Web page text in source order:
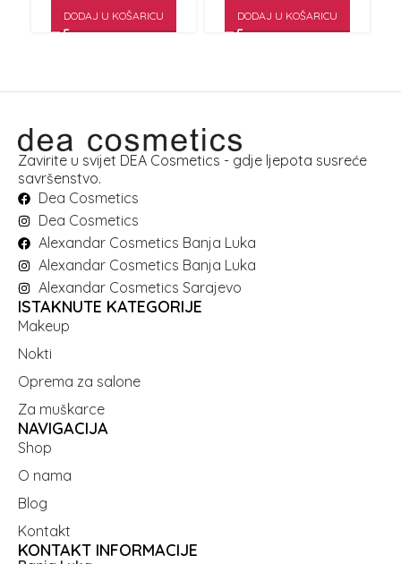
DODAJ U KOŠARICU DODAJ U KOŠARICU
Zavirite u svijet DEA Cosmetics - gdje ljepota susreće
savršenstvo.
Dea Cosmetics
Dea Cosmetics
Alexandar Cosmetics Banja Luka
Alexandar Cosmetics Banja Luka
Alexandar Cosmetics Sarajevo
ISTAKNUTE KATEGORIJE
Makeup
Nokti
Oprema za salone
Za muškarce
NAVIGACIJA
Shop
O nama
Blog
Kontakt
KONTAKT INFORMACIJE